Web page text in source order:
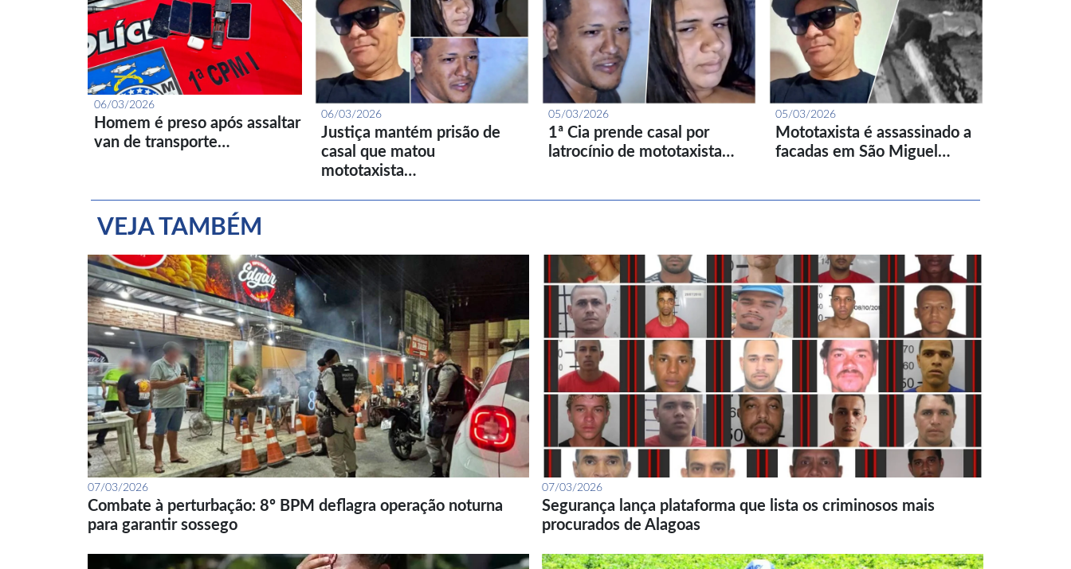
06/03/2026
Homem é preso após assaltar
van de transporte…
06/03/2026
Justiça mantém prisão de
casal que matou
mototaxista…
05/03/2026
1ª Cia prende casal por
latrocínio de mototaxista…
05/03/2026
Mototaxista é assassinado a
facadas em São Miguel…
VEJA TAMBÉM
07/03/2026
Combate à perturbação: 8º BPM deflagra operação noturna
para garantir sossego
07/03/2026
Segurança lança plataforma que lista os criminosos mais
procurados de Alagoas